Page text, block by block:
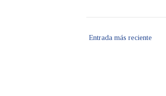
Entrada más reciente